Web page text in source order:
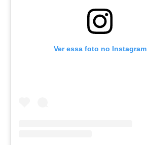
Ver essa foto no Instagram